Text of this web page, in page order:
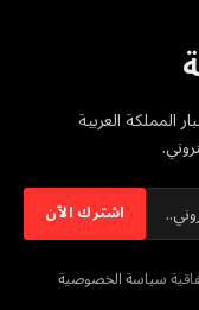
المملكة العربية
سياسة الخصوصية